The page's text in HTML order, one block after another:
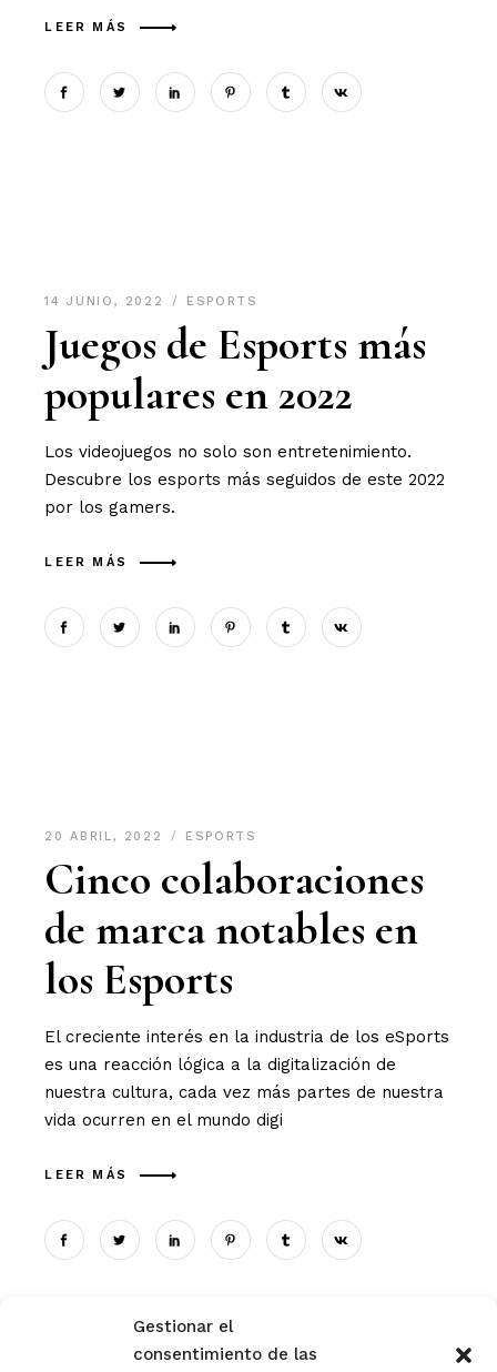
Gestionar el
consentimiento de las
LEER MÁS
14 JUNIO, 2022 ESPORTS
Juegos de Esports más
populares en 2022
Los videojuegos no solo son entretenimiento.
Descubre los esports más seguidos de este 2022
por los gamers.
LEER MÁS
20 ABRIL, 2022 ESPORTS
Cinco colaboraciones
de marca notables en
los Esports
El creciente interés en la industria de los eSports
es una reacción lógica a la digitalización de
nuestra cultura, cada vez más partes de nuestra
vida ocurren en el mundo digi
LEER MÁS